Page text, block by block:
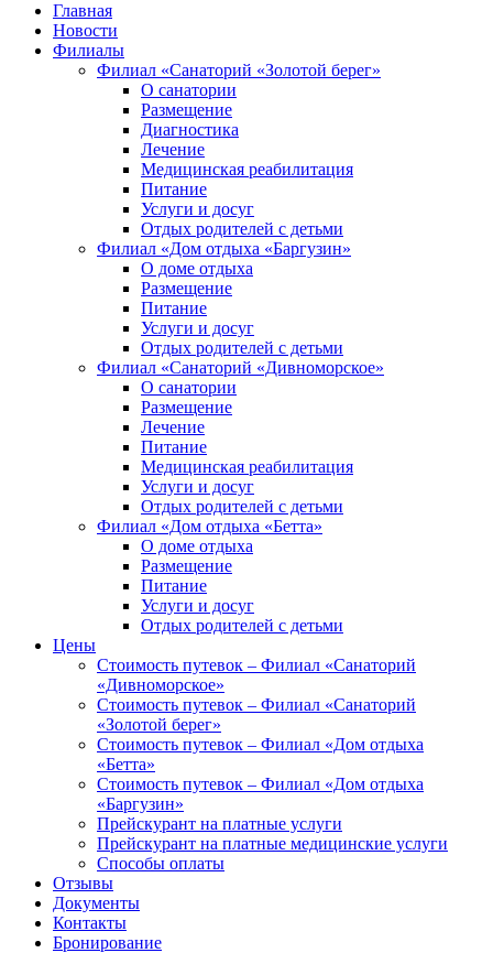
Главная
Новости
Филиалы
Филиал «Санаторий «Золотой берег»
О санатории
Размещение
Диагностика
Лечение
Медицинская реабилитация
Питание
Услуги и досуг
Отдых родителей с детьми
Филиал «Дом отдыха «Баргузин»
О доме отдыха
Размещение
Питание
Услуги и досуг
Отдых родителей с детьми
Филиал «Санаторий «Дивноморское»
О санатории
Размещение
Лечение
Питание
Медицинская реабилитация
Услуги и досуг
Отдых родителей с детьми
Филиал «Дом отдыха «Бетта»
О доме отдыха
Размещение
Питание
Услуги и досуг
Отдых родителей с детьми
Цены
Стоимость путевок – Филиал «Санаторий
«Дивноморское»
Стоимость путевок – Филиал «Санаторий
«Золотой берег»
Стоимость путевок – Филиал «Дом отдыха
«Бетта»
Стоимость путевок – Филиал «Дом отдыха
«Баргузин»
Прейскурант на платные услуги
Прейскурант на платные медицинские услуги
Способы оплаты
Отзывы
Документы
Контакты
Бронирование